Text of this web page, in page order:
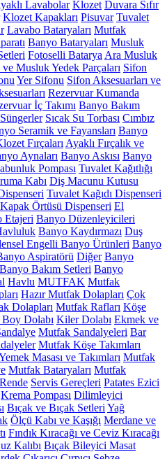
Lavabolar Klozet Duvara Sıfır
Klozet Kapakları Pisuvar Tuvalet
Lavabo Bataryaları Mutfak
Banyo Bataryaları Musluk
Fotoselli Batarya Ara Musluk
Musluk Yedek Parçaları Sifon
Yer Sifonu Sifon Aksesuarları ve
Rezervuar Kumanda
İç Takımı Banyo Bakım
Sıcak Su Torbası Cımbız
Seramik ve Fayansları Banyo
Fırçaları Ayaklı Fırçalık ve
Aynaları Banyo Askısı Banyo
Pompası Tuvalet Kağıtlığı
Kabı Diş Macunu Kutusu
Tuvalet Kağıdı Dispenseri
Örtüsü Dispenseri El
Etajeri Banyo Düzenleyicileri
Banyo Kaydırmazı Duş
Engelli Banyo Ürünleri Banyo
Aspiratörü Diğer Banyo
Banyo Bakım Setleri Banyo
Havlu MUTFAK Mutfak
Hazır Mutfak Dolapları Çok
Dolapları Mutfak Rafları Köşe
Dolabı Kiler Dolabı Ekmek ve
Mutfak Sandalyeleri Bar
Mutfak Köşe Takımları
Masası ve Takımları Mutfak
Mutfak Bataryaları Mutfak
Rende Servis Gereçleri Patates Ezici
Krema Pompası Dilimleyici
Bıçak ve Bıçak Setleri Yağ
Ölçü Kabı ve Kaşığı Merdane ve
Fındık Kıracağı ve Ceviz Kıracağı
Kalıbı Bıçak Bileyici Masat